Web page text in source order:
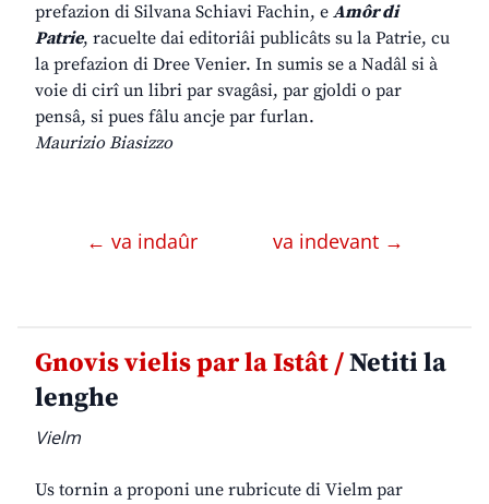
prefazion di Silvana Schiavi Fachin, e Amôr di
Patrie, racuelte dai editoriâi publicâts su la Patrie, cu
la prefazion di Dree Venier. In sumis se a Nadâl si à
voie di cirî un libri par svagâsi, par gjoldi o par
pensâ, si pues fâlu ancje par furlan.
Maurizio Biasizzo
← va indaûr va indevant →
Gnovis vielis par la Istât /Netiti la
lenghe
Vielm
Us tornin a proponi une rubricute di Vielm par